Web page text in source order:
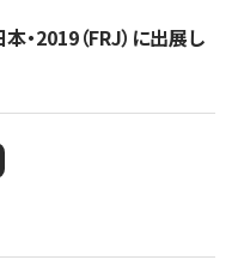
・2019（FRJ）に出展し